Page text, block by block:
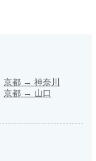
京都 → 神奈川
京都 → 山口